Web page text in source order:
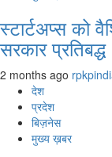
स्टार्टअप्स को
सरकार
2 months ago
देश
प्रदेश
बिज़नेस
मुख्य ख़बर